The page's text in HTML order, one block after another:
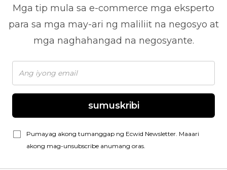
Mga tip mula sa e-commerce mga eksperto
para sa mga may-ari ng maliliit na negosyo at
mga naghahangad na negosyante.
sumuskribi
Pumayag akong tumanggap ng Ecwid Newsletter. Maaari
akong mag-unsubscribe anumang oras.